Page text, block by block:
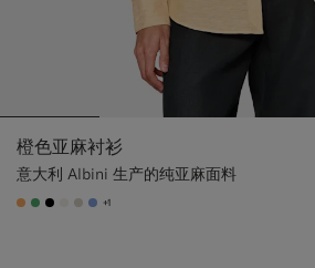
橙色亚麻衬衫
意大利 Albini 生产的纯亚麻面料
#F9AA62
#50AA6A
#000000
#F1EFE8
#D7D1C3
#82A1DC
+1